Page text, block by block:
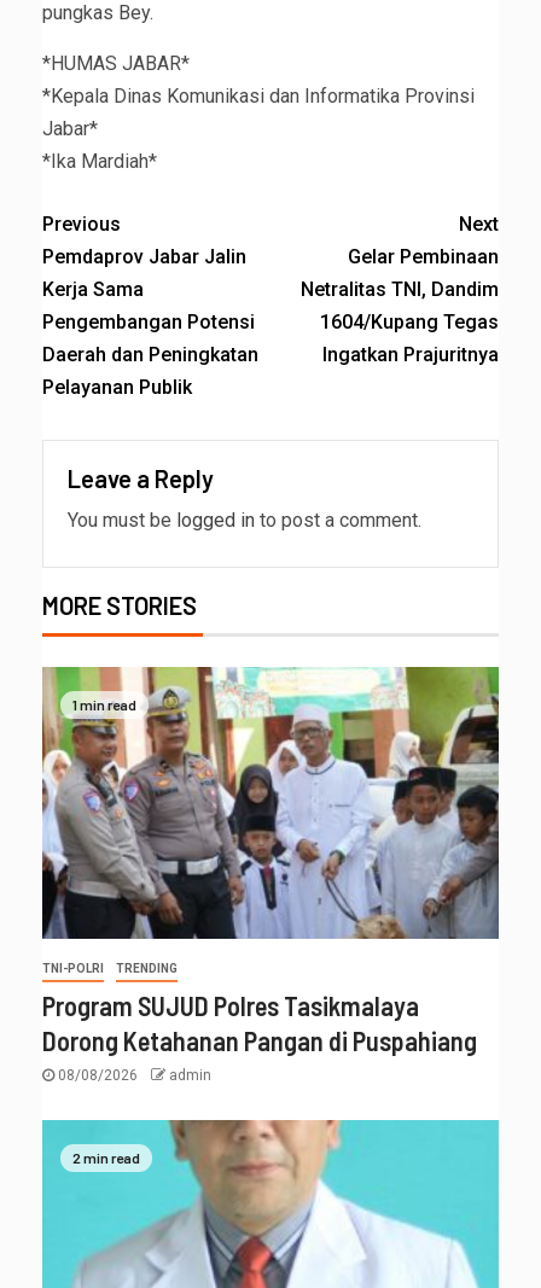
pungkas Bey.
*HUMAS JABAR*
*Kepala Dinas Komunikasi dan Informatika Provinsi
Jabar*
*Ika Mardiah*
Previous
Pemdaprov Jabar Jalin
Kerja Sama
Pengembangan Potensi
Daerah dan Peningkatan
Pelayanan Publik
Next
Gelar Pembinaan
Netralitas TNI, Dandim
1604/Kupang Tegas
Ingatkan Prajuritnya
Leave a Reply
You must be logged in to post a comment.
MORE STORIES
1 min read
TNI-POLRI TRENDING
Program SUJUD Polres Tasikmalaya
Dorong Ketahanan Pangan di Puspahiang
08/08/2026 admin
2 min read